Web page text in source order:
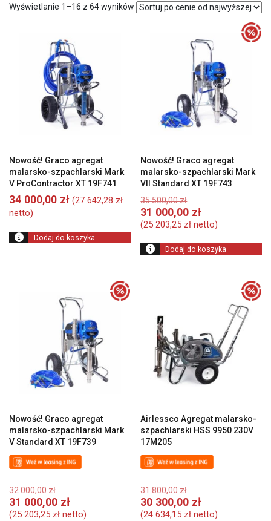
Wyświetlanie 1–16 z 64 wyników Posortowane
Nowość! Graco agregat
malarsko-szpachlarski Mark
V ProContractor XT 19F741
34 000,00 zł (27 642,28 zł
netto)
Dodaj do koszyka
Nowość! Graco agregat
malarsko-szpachlarski Mark
VII Standard XT 19F743
35 500,00złPierwotna
cena
wynosiła:
500,00 zł.
31 000,00 zł
(25 203,25 zł netto)
Dodaj do koszyka
Nowość! Graco agregat
malarsko-szpachlarski Mark
V Standard XT 19F739
32 000,00złPierwotna
cena
wynosiła:
31 000,00 zł
Aktualna
cena
(25 203,25 zł netto)
Airlessco Agregat malarsko-
szpachlarski HSS 9950 230V
17M205
31 800,00złPierwotna
cena
wynosiła:
30 300,00 zł
(24 634,15 zł netto)